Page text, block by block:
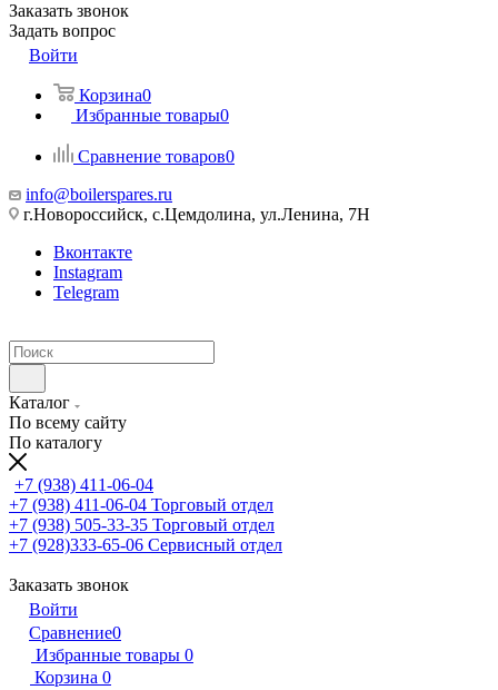
Заказать звонок
Задать вопрос
Войти
Корзина0
Избранные товары0
Сравнение товаров0
info@boilerspares.ru
г.Новороссийск, с.Цемдолина, ул.Ленина, 7Н
Вконтакте
Instagram
Telegram
Каталог
По всему сайту
По каталогу
+7 (938) 411-06-04
+7 (938) 411-06-04 Торговый отдел
+7 (938) 505-33-35 Торговый отдел
+7 (928)333-65-06 Сервисный отдел
Заказать звонок
Войти
Сравнение0
Избранные товары 0
Корзина 0